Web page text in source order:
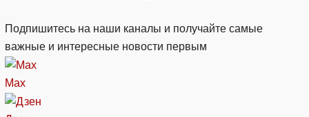
Подпишитесь на наши каналы и получайте самые
важные и интересные новости первым
Max